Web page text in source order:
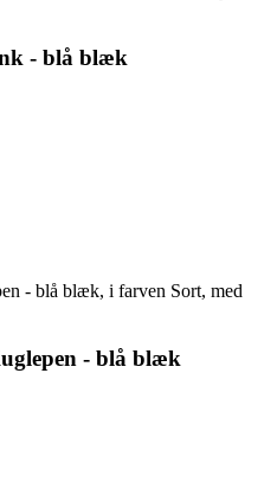
- blå blæk
- blå blæk